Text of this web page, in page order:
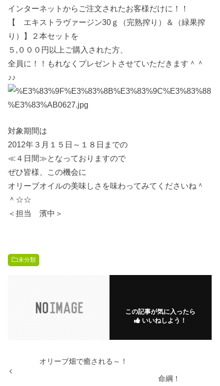
インターネットからご注文されたお客様だけに！！
【 エキストラヴァージン30ｇ（完熟搾り）＆（緑果搾
り）】２本セットを
５,０００円以上ご購入された方、
全員に！！もれなくプレゼントさせていただきます＾＾
♪♪
対象期間は
2012年３月１５日～１８日までの
≪４日間≫となっておりますので
ぜひ皆様、この機会に
オリーブオイルの美味しさを味わってみてくださいね＾
＾☆☆
＜担当 濱中＞
未分類
この記事が気に入ったら
いいねしよう！
オリーブ畑で癒される～！
命綱！